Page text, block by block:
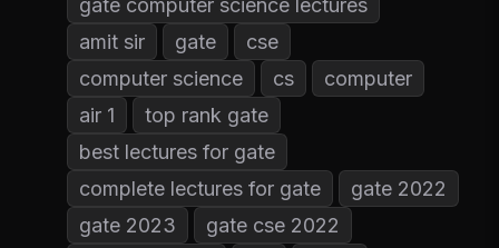
gate computer science lectures
amit sir
gate
cse
computer science
cs
computer
air 1
top rank gate
best lectures for gate
complete lectures for gate
gate 2022
gate 2023
gate cse 2022